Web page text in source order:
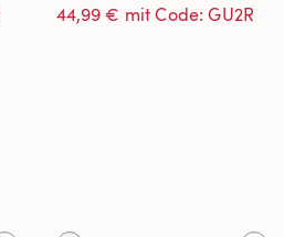
44,99 € mit Code: GU2R